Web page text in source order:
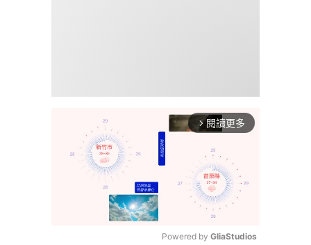
arrow_forward_ios 閱讀更多
Powered by GliaStudios